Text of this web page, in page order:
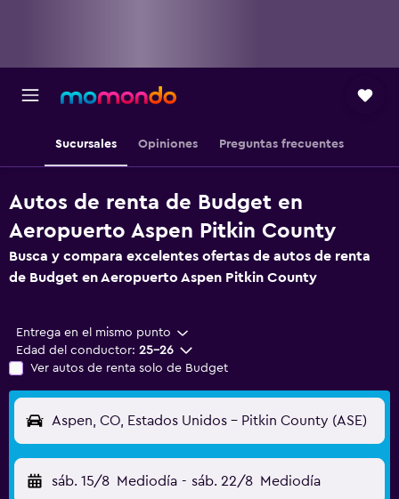
Sucursales Opiniones Preguntas frecuentes
Autos de renta de Budget en
Aeropuerto Aspen Pitkin County
Busca y compara excelentes ofertas de autos de renta
de Budget en Aeropuerto Aspen Pitkin County
Entrega en el mismo punto
Edad del conductor: 25-26
Ver autos de renta solo de Budget
Aspen, CO, Estados Unidos - Pitkin County (ASE)
sáb. 15/8 Mediodía - sáb. 22/8 Mediodía